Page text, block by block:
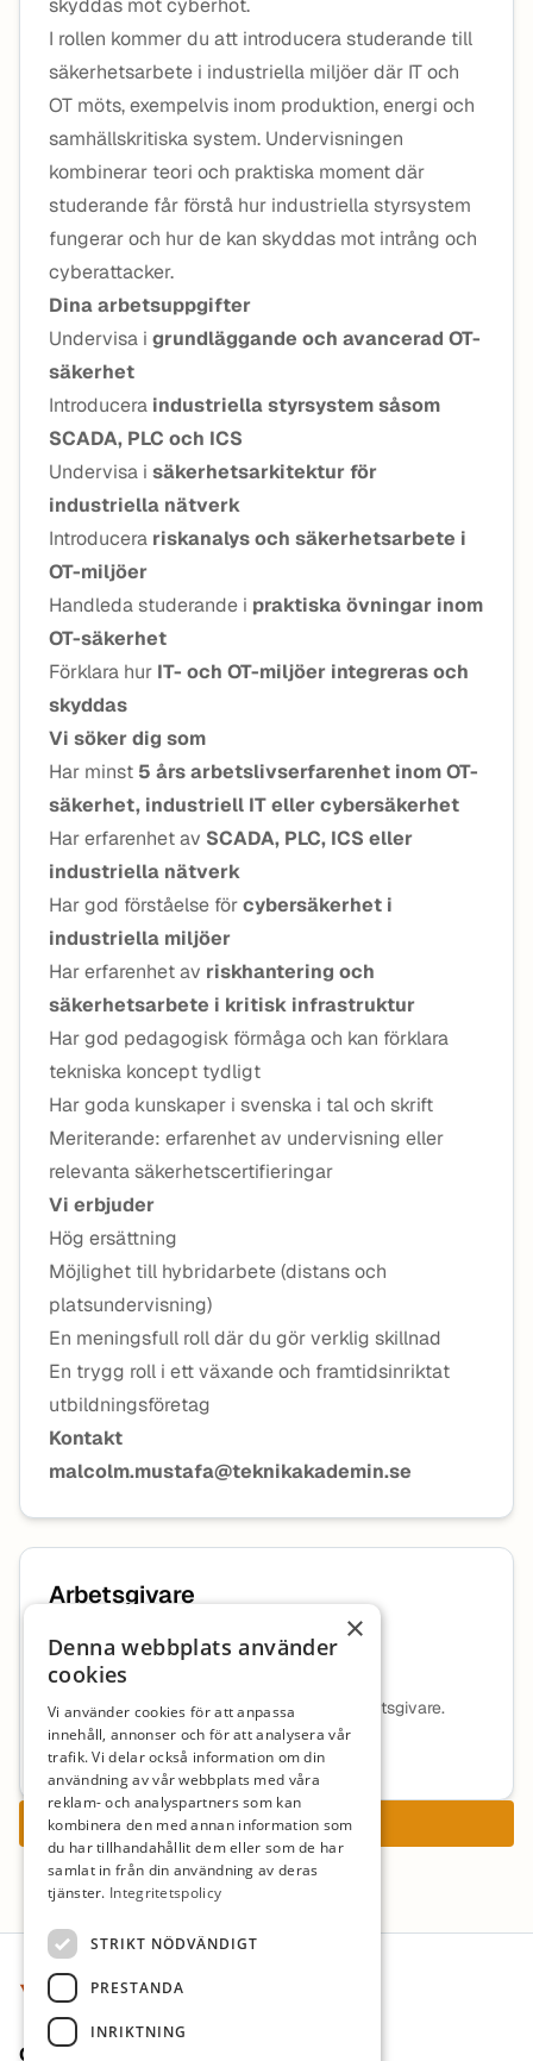
skyddas mot cyberhot.
I rollen kommer du att introducera studerande till
säkerhetsarbete i industriella miljöer där IT och
OT möts, exempelvis inom produktion, energi och
samhällskritiska system. Undervisningen
kombinerar teori och praktiska moment där
studerande får förstå hur industriella styrsystem
fungerar och hur de kan skyddas mot intrång och
cyberattacker.
Dina arbetsuppgifter
Undervisa i grundläggande och avancerad OT-
säkerhet
Introducera industriella styrsystem såsom
SCADA, PLC och ICS
Undervisa i säkerhetsarkitektur för
industriella nätverk
Introducera riskanalys och säkerhetsarbete i
OT-miljöer
Handleda studerande i praktiska övningar inom
OT-säkerhet
Förklara hur IT- och OT-miljöer integreras och
skyddas
Vi söker dig som
Har minst 5 års arbetslivserfarenhet inom OT-
säkerhet, industriell IT eller cybersäkerhet
Har erfarenhet av SCADA, PLC, ICS eller
industriella nätverk
Har god förståelse förcybersäkerhet i
industriella miljöer
Har erfarenhet av riskhantering och
säkerhetsarbete i kritisk infrastruktur
Har god pedagogisk förmåga och kan förklara
tekniska koncept tydligt
Har goda kunskaper i svenska i tal och skrift
Meriterande: erfarenhet av undervisning eller
relevanta säkerhetscertifieringar
Vi erbjuder
Hög ersättning
Möjlighet till hybridarbete (distans och
platsundervisning)
En meningsfull roll där du gör verklig skillnad
En trygg roll i ett växande och framtidsinriktat
utbildningsföretag
Kontakt
malcolm.mustafa@teknikakademin.se
Arbetsgivare
TeknikAkademin Norden AB
Ingen beskrivning tillgänglig för denna arbetsgivare.
Mer information om arbetsgivaren
Ansök nu
Sidfot
Om oss
×
Denna webbplats använder
cookies
Vi använder cookies för att anpassa
innehåll, annonser och för att analysera vår
trafik. Vi delar också information om din
användning av vår webbplats med våra
reklam- och analyspartners som kan
kombinera den med annan information som
du har tillhandahållit dem eller som de har
samlat in från din användning av deras
tjänster. Integritetspolicy
STRIKT NÖDVÄNDIGT
PRESTANDA
INRIKTNING